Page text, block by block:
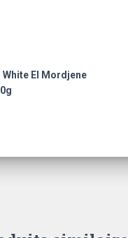
White El Mordjene